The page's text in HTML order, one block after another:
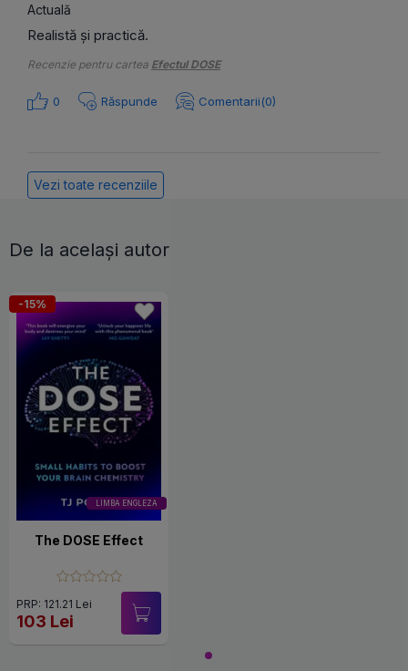
Actuală
Realistă și practică.
Recenzie pentru cartea Efectul DOSE
0 Răspunde Comentarii(0)
Vezi toate recenziile
De la același autor
LIMBA ENGLEZA
-15%
The DOSE Effect
PRP: 121.21 Lei
103 Lei